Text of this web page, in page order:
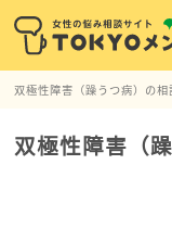
双極性障害（躁うつ病）の相
双極性障害（